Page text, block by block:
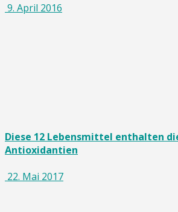
9. April 2016
Diese 12 Lebensmittel enthalten
Antioxidantien
22. Mai 2017